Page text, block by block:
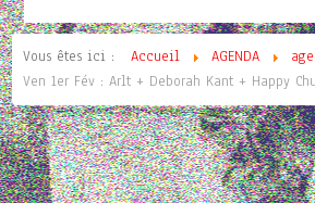
Vous êtes ici : Accueil AGENDA
Ven 1er Fév : Arlt + Deborah Kant + Happy